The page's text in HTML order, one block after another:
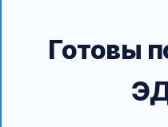
Готовы